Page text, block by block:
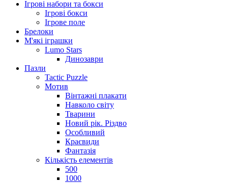
Ігрові набори та бокси
Ігрові бокси
Ігрове поле
Брелоки
М'які іграшки
Lumo Stars
Динозаври
Пазли
Tactic Puzzle
Мотив
Вінтажні плакати
Навколо світу
Тварини
Новий рік. Різдво
Особливий
Краєвиди
Фантазія
Кількість елементів
500
1000